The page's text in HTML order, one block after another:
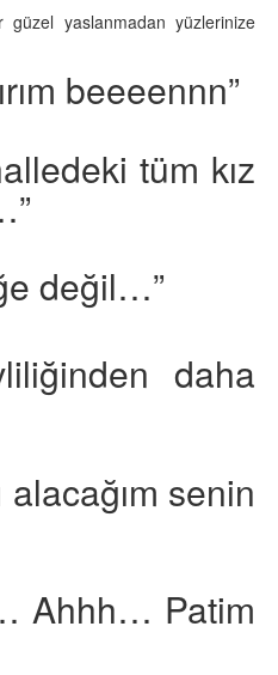
güzel yaslanmadan yüzlerinize
beeeennn”
tüm kız
değil…”
daha
alacağım senin
Ahhh… Patim
25.09.2025
Üzerine Düşer? Evrimsel
Adaptasyon
Kedilerin Bıyıkları Neden Bu
Kadar Önemli? Evrimsel İşlevleri
Kışın Tekir Kedi Bakımı: Soğuk
Özel Bir Bağ: Tekir Kedilerle